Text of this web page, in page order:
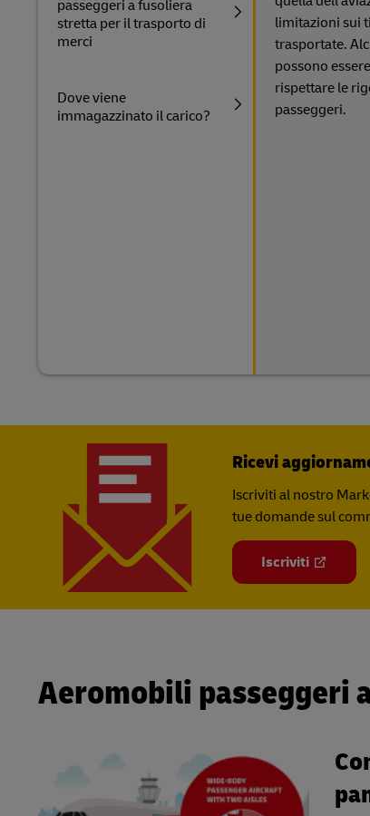
passeggeri a fusoliera
stretta per il trasporto di
merci
Dove viene
immagazzinato il carico?
limitazioni sui
trasportate.
possono
rispettare le
passeggeri.
Ricevi
Iscriviti al nostro
tue domande sul
Iscriviti
Aeromobili passeggeri